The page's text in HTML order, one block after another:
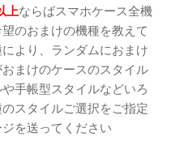
上ならばスマホケース全機
のおまけの機種を教えて
より、ランダムにおまけ
まけのケースのスタイル
手帳型スタイルなどいろ
スタイルご選択をご指定
を送ってください